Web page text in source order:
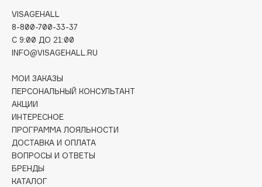
Chupa Chups
Clarins
Clinique
Clive Christian
Club De Nuit
Collagenina
Consly
Corimo
CosRX
VISAGEHALL
8-800-700-33-37
C 9:00 ДО 21:00
INFO@VISAGEHALL.RU
МОИ ЗАКАЗЫ
ПЕРСОНАЛЬНЫЙ КОНСУЛЬТАНТ
АКЦИИ
ИНТЕРЕСНОЕ
ПРОГРАММА ЛОЯЛЬНОСТИ
ДОСТАВКА И ОПЛАТА
ВОПРОСЫ И ОТВЕТЫ
БРЕНДЫ
КАТАЛОГ